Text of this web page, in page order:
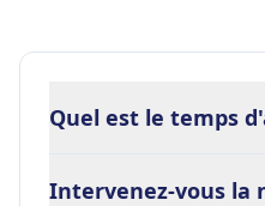
Quel est le temps
Intervenez-vous la